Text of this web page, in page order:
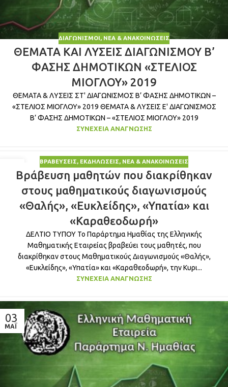
ΔΙΑΓΩΝΙΣΜΟΊ , ΝΈΑ & ΑΝΑΚΟΙΝΏΣΕΙΣ
ΘΕΜΑΤΑ ΚΑΙ ΛΥΣΕΙΣ ΔΙΑΓΩΝΙΣΜΟΥ Β’
ΦΑΣΗΣ ΔΗΜΟΤΙΚΩΝ «ΣΤΕΛΙΟΣ
ΜΙΟΓΛΟΥ» 2019
ΘΕΜΑΤΑ & ΛΥΣΕΙΣ ΣΤ' ΔΙΑΓΩΝΙΣΜΟΣ Β’ ΦΑΣΗΣ ΔΗΜΟΤΙΚΩΝ –
«ΣΤΕΛΙΟΣ ΜΙΟΓΛΟΥ» 2019 ΘΕΜΑΤΑ & ΛΥΣΕΙΣ Ε' ΔΙΑΓΩΝΙΣΜΟΣ
Β’ ΦΑΣΗΣ ΔΗΜΟΤΙΚΩΝ – «ΣΤΕΛΙΟΣ ΜΙΟΓΛΟΥ» 2019
ΣΥΝΈΧΕΙΑ ΑΝΆΓΝΩΣΗΣ
ΒΡΑΒΕΎΣΕΙΣ, ΕΚΔΗΛΏΣΕΙΣ, ΝΈΑ & ΑΝΑΚΟΙΝΏΣΕΙΣ
Βράβευση μαθητών που διακρίθηκαν
στους μαθηματικούς διαγωνισμούς
«Θαλής», «Ευκλείδης», «Υπατία» και
«Καραθεοδωρή»
ΔΕΛΤΙΟ ΤΥΠΟΥ Το Παράρτημα Ημαθίας της Ελληνικής
Μαθηματικής Εταιρείας βραβεύει τους μαθητές, που
διακρίθηκαν στους Μαθηματικούς Διαγωνισμούς «Θαλής»,
«Ευκλείδης», «Υπατία» και «Καραθεοδωρή», την Κυρι...
ΣΥΝΈΧΕΙΑ ΑΝΆΓΝΩΣΗΣ
03
ΜΆΙ